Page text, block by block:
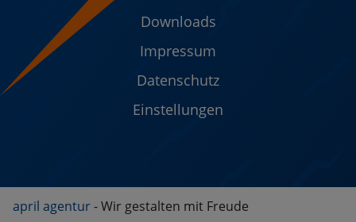
Downloads
Impressum
Datenschutz
Einstellungen
april agentur- Wir gestalten mit Freude